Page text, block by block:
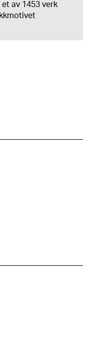
et av 1453 verk